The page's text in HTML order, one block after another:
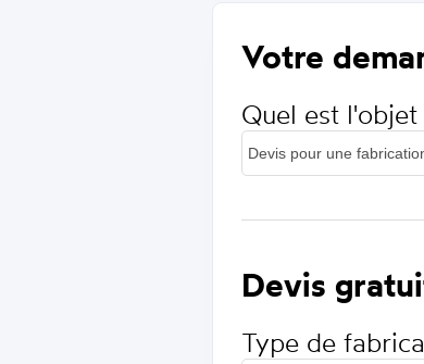
Votre
Quel est
Devis
Type de